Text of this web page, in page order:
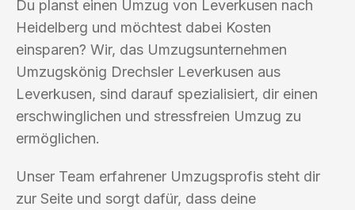
Du planst einen Umzug von Leverkusen nach
Heidelberg und möchtest dabei Kosten
einsparen? Wir, das Umzugsunternehmen
Umzugskönig Drechsler Leverkusen aus
Leverkusen, sind darauf spezialisiert, dir einen
erschwinglichen und stressfreien Umzug zu
ermöglichen.
Unser Team erfahrener Umzugsprofis steht dir
zur Seite und sorgt dafür, dass deine